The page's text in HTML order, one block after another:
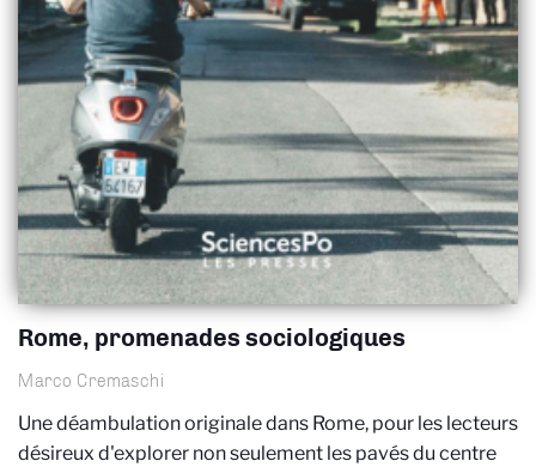
Rome, promenades sociologiques
Marco Cremaschi
Une déambulation originale dans Rome, pour les lecteurs
désireux d'explorer non seulement les pavés du centre